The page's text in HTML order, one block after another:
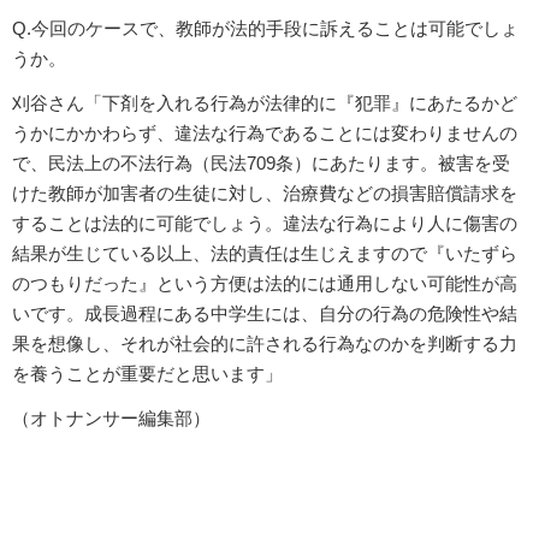
Q.今回のケースで、教師が法的手段に訴えることは可能でしょ
うか。
刈谷さん「下剤を入れる行為が法律的に『犯罪』にあたるかど
うかにかかわらず、違法な行為であることには変わりませんの
で、民法上の不法行為（民法709条）にあたります。被害を受
けた教師が加害者の生徒に対し、治療費などの損害賠償請求を
することは法的に可能でしょう。違法な行為により人に傷害の
結果が生じている以上、法的責任は生じえますので『いたずら
のつもりだった』という方便は法的には通用しない可能性が高
いです。成長過程にある中学生には、自分の行為の危険性や結
果を想像し、それが社会的に許される行為なのかを判断する力
を養うことが重要だと思います」
（オトナンサー編集部）